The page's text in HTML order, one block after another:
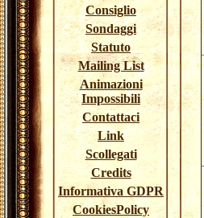
Consiglio
Sondaggi
Statuto
Mailing List
Animazioni
Impossibili
Contattaci
Link
Scollegati
Credits
Informativa GDPR
CookiesPolicy